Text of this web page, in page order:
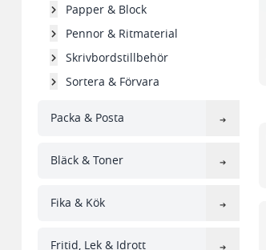
Papper & Block
Pennor & Ritmaterial
Skrivbordstillbehör
Sortera & Förvara
Packa & Posta
Bläck & Toner
Fika & Kök
Fritid, Lek & Idrott